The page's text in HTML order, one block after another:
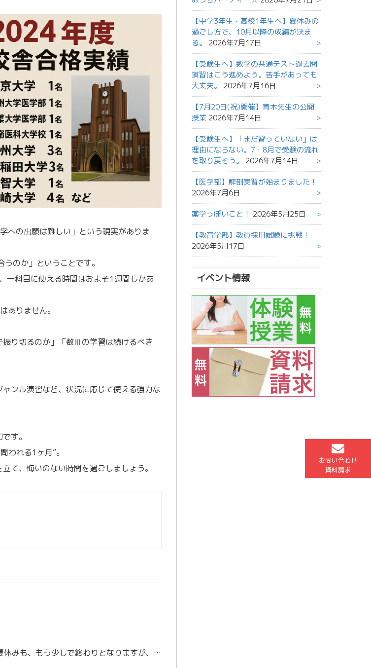
お問い合わせ
資料請求
への出願は難しい」という現実がありま
のか」ということです。
一科目に使える時間はおよそ1週間しかあ
ありません。
振り切るのか」「数Ⅲの学習は続けるべき
ンル演習など、状況に応じて使える強力な
す。
われる1ヶ月”。
て、悔いのない時間を過ごしましょう。
こんにちは！担任助手の中山です！大学生の夏休みも、もう少しで終わりとなりますが、、今年の夏の楽しかったことを紹介します！ 私は今年松浦市にある釣り堀
【中学3年生・高校1年生へ】夏休みの
過ごし方で、10月以降の成績が決ま
る。
2026年7月17日
【受験生へ】数学の共通テスト過去問
演習はこう進めよう。苦手があっても
大丈夫。
2026年7月16日
【7月20日(祝)開催】青木先生の公開
授業 2026年7月14日
【受験生へ】「まだ習っていない」は
理由にならない。7・8月で受験の流れ
を取り戻そう。
2026年7月14日
【医学部】解剖実習が始まりました！
2026年7月6日
薬学っぽいこと！ 2026年5月25日
【教育学部】教員採用試験に挑戦！
2026年5月17日
イベント情報